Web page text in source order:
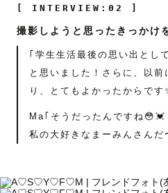
[ INTERVIEW:02 ]
撮影しようと思ったきっかけ
｢学生生活最後の思い出とし
と思いました！さらに、以
り、とてもよかったからです
Ma｢そうだったんですね
私の大好きなまーみんさんだ